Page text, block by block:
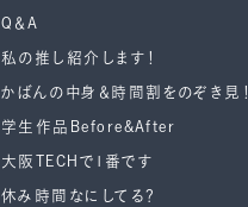
Q＆A
私の推し紹介します！
かばんの中身＆時間割をのぞき見！
学生作品Before&After
大阪TECHで1番です
休み時間なにしてる？